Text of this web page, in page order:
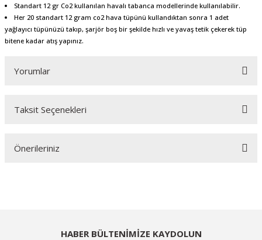
Standart 12 gr Co2 kullanılan havalı tabanca modellerinde kullanılabilir.
Her 20 standart 12 gram co2 hava tüpünü kullandıktan sonra 1 adet
yağlayıcı tüpünüzü takıp, şarjör boş bir şekilde hızlı ve yavaş tetik çekerek tüp
bitene kadar atış yapınız.
Yorumlar
Taksit Seçenekleri
Önerileriniz
HABER BÜLTENİMİZE KAYDOLUN